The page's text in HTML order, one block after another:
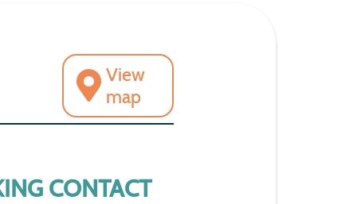
View
map
CONTACT